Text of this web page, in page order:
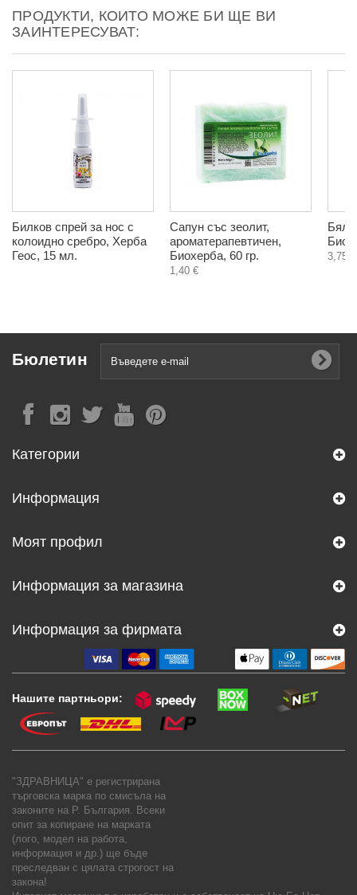
ПРОДУКТИ, КОИТО МОЖЕ БИ ЩЕ ВИ
ЗАИНТЕРЕСУВАТ:
Билков спрей за нос с
колоидно сребро, Херба
Геос, 15 мл.
Сапун със зеолит,
ароматерапевтичен,
Биохерба, 60 гр.
1,40 €
Бял
3,75 €
Бюлетин
Категории
Информация
Моят профил
Информация за магазина
Информация за фирмата
Нашите партньори:
"ЗДРАВНИЦА" е регистрирана
търговска марка по смисъла на
законите на Р. България. Всеки
опит за копиране на марката
(лого, модел на работа,
информация и др.) ще бъде
преследван с цялата строгост на
закона!